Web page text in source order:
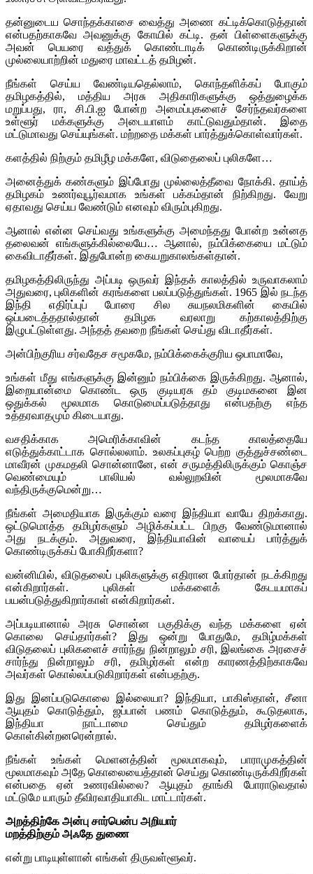
தன்னுடைய சொந்தக்காசை வைத்து அணை கட்டிக்கொடுத்தான்
என்பதற்காகவே அவனுக்கு கோயில் கட்டி. தன் பிள்ளைகளுக்கு
அவன் பெயரை வத்துக் கொண்டாடிக் கொண்டிருக்கிறான்
முல்லையாற்றின் மதுரை மாவட்டத் தமிழன்.
நீங்கள் செய்ய வேண்டியதெல்லாம், கொந்தளிக்கப் போகும்
தமிழகத்தில், மத்திய அரசு அதிகாரிகளுக்கு ஒத்துழைக்க
மறுப்பது, ரா, சி.பி.ஐ போன்ற அமைப்புகளைச் சேர்ந்தவர்களை
உள்ளூர் மக்களுக்கு அடையாளம் காட்டுவதும்தான். இதை
மட்டுமாவது செய்யுங்கள். மற்றதை மக்கள் பார்த்துக்கொள்வார்கள்.
களத்தில் நிற்கும் தமிழீழ மக்களே, விடுதைலைப் புலிகளே…
அனைத்துக் கண்களும் இப்போது முல்லைத்தீவை நோக்கி. தாய்த்
தமிழகம் உணர்வுபூர்வமாக உங்கள் பக்கம்தான் நிற்கிறது. வேறு
ஏதாவது செய்ய வேண்டும் எனவும் விரும்புகிறது.
ஆனால் என்ன செய்வது உங்களுக்கு அமைந்தது போன்ற உன்னத
தலைவன் எங்களுக்கில்லையே… ஆனால், நம்பிக்கையை மட்டும்
கைவிடாதீர்கள். இதுபோன்ற கையறுகாலங்கள்தான்.
தமிழகத்திலிருந்து அப்படி ஒருவர் இந்தக் காலத்தில் உருவாகலாம்
அதுவரை, புலிகளின் கரங்களை பலப்படுத்துங்கள். 1965 இல் நடந்த
இந்தி எதிர்ப்புப் போரை சில சுயநலமிகளின் கையில்
ஒப்படைத்ததால்தான் தமிழக வரலாறு கற்காலத்திற்கு
இழுபட்டுள்ளது. அந்தத் தவறை நீங்கள் செய்து விடாதீர்கள்.
அன்பிற்குரிய சர்வதேச சமூகமே, நம்பிக்கைக்குரிய ஒபாமாவே,
உங்கள் மீது எங்களுக்கு இன்னும் நம்பிக்கை இருக்கிறது. ஆனால்,
இறையான்மை கொண்ட ஒரு குடியரசு தம் குடிமகனை இன
ஒதுக்கல் மூலமாக கொடுமைப்படுத்தாது என்பதற்கு எந்த
உத்தரவாதமும் கிடையாது.
வசதிக்காக அமெரிக்காவின் கடந்த காலத்தையே
எடுத்துக்காட்டாக சொல்லலாம். உலகப்புகழ் பெற்ற குத்துச்சண்டை
மாவீரன் முகமதலி சொன்னானே, என் சருமத்திலிருக்கும் கொஞ்ச
வெண்மையும் பாலியல் வல்லுறவின் மூலமாகவே
வந்திருக்குமென்று…
நீங்கள் அமைதியாக இருக்கும் வரை இந்தியா வாயே திறக்காது.
ஒட்டுமொத்த தமிழர்களும் அழிக்கப்பட்ட பிறகு வேண்டுமானால்
அது நடக்கும். அதுவரை, இந்தியாவின் வாயைப் பார்த்துக்
கொண்டிருக்கப் போகிறீர்களா?
வன்னியில், விடுதலைப் புலிகளுக்கு எதிரான போர்தான் நடக்கிறது
என்கிறார்கள். புலிகள் மக்களைக் கேடயமாகப்
பயன்படுத்துகிறார்காள் என்கிறார்கள்.
அப்படியானால் அரசு சொன்ன பகுதிக்கு வந்த மக்களை ஏன்
கொலை செய்தார்கள்? இது ஒன்று போதுமே, தமிழ்மக்கள்
விடுதலைப் புலிகளைச் சார்ந்து நின்றாலும் சரி, இலங்கை அரசைச்
சார்ந்து நின்றாலும் சரி, தமிழர்கள் என்ற காரணத்திற்காகவே
அவர்கள் கொல்லப்படுகிறார்கள் என்பதற்கு.
இது இனப்படுகொலை இல்லையா? இந்தியா, பாகிஸ்தான், சீனா
ஆயுதம் கொடுத்தும், ஜப்பான் பணம் கொடுத்தும், கூடுதலாக,
இந்தியா நாட்டாமை செய்தும் தமிழர்களைக்
கொள்கின்றனரென்றால்.
நீங்கள் உங்கள் மெளனத்தின் மூலமாகவும், பாராமுகத்தின்
மூலமாகவும் அதே கொலையைத்தான் செய்து கொண்டிருக்கிறீர்கள்
என்பதை ஏன் உணரவில்லை? ஆயுதம் தாங்கி போராடுவதால்
மட்டுமே யாரும் தீவிரவாதியாகிட மாட்டார்கள்.
அறத்திற்கே அன்பு சார்பென்ப அறியார்
மறத்திற்கும் அஃதே துணை
என்று பாடியுள்ளான் எங்கள் திருவள்ளூவர்.